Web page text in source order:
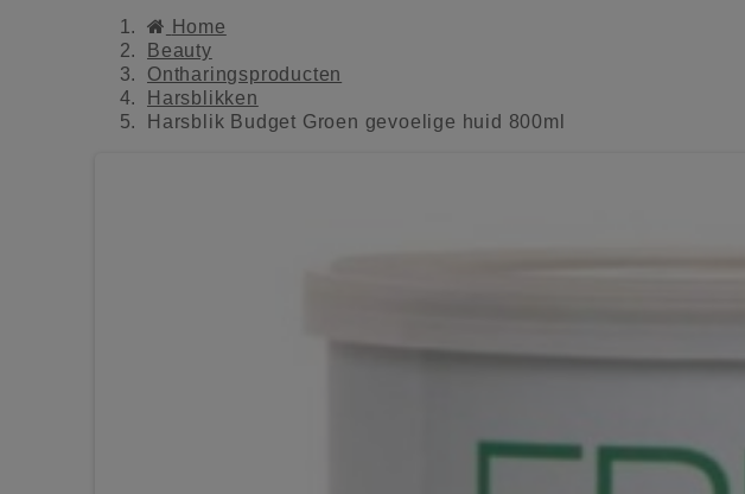
Home
Beauty
Ontharingsproducten
Harsblikken
Harsblik Budget Groen gevoelige huid 800ml